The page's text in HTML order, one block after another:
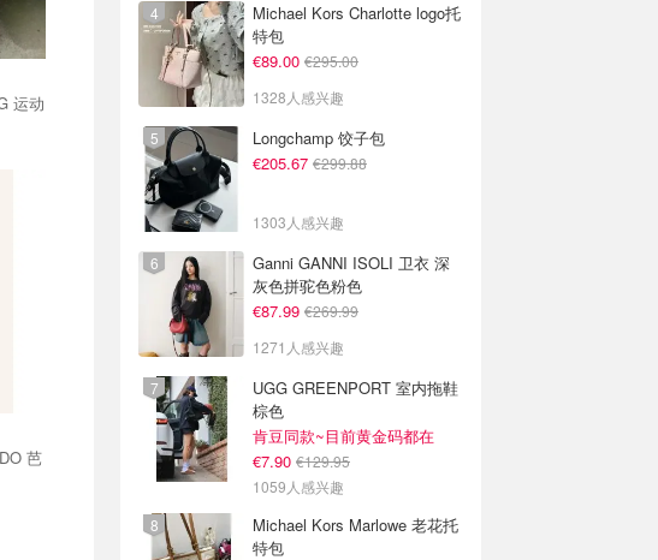
Michael Kors Charlotte logo托
特包
€89.00 €295.00
1328人感兴趣
Longchamp 饺子包
€205.67 €299.88
1303人感兴趣
Ganni GANNI ISOLI 卫衣 深
灰色拼驼色粉色
€87.99 €269.99
1271人感兴趣
UGG GREENPORT 室内拖鞋
棕色
肯豆同款~目前黄金码都在
€7.90 €129.95
1059人感兴趣
Michael Kors Marlowe 老花托
特包